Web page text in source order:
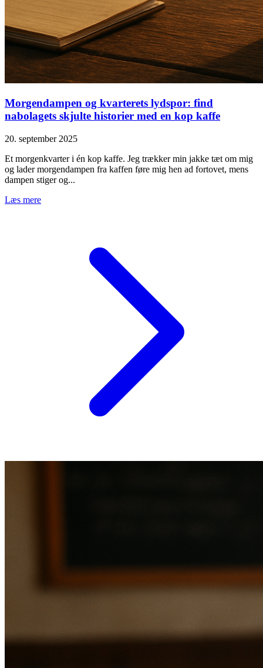
Morgendampen og kvarterets lydspor: find
nabolagets skjulte historier med en kop kaffe
20. september 2025
Et morgenkvarter i én kop kaffe. Jeg trækker min jakke tæt om mig
og lader morgendampen fra kaffen føre mig hen ad fortovet, mens
dampen stiger og...
Læs mere